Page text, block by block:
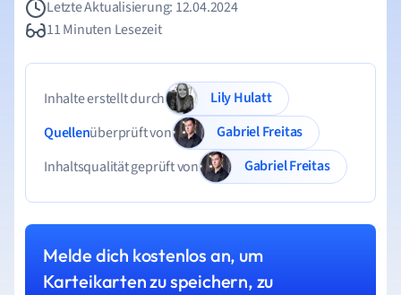
Letzte Aktualisierung: 12.04.2024
11 Minuten Lesezeit
Inhalte erstellt durch
Lily Hulatt
Quellenüberprüft von
Gabriel Freitas
Inhaltsqualität geprüft von
Gabriel Freitas
Melde dich kostenlos an, um
Karteikarten zu speichern, zu